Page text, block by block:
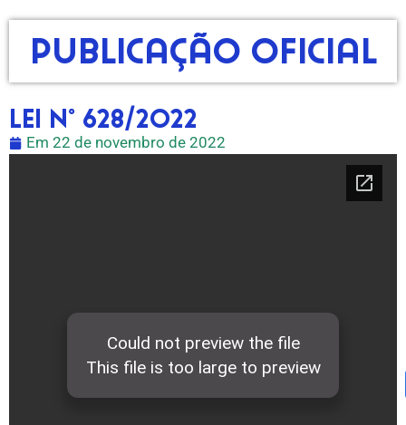
Publicação Oficial
LEI N° 628/2022
Em 22 de novembro de 2022